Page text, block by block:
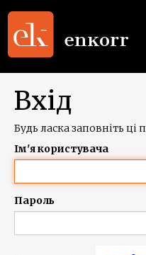
Вхід
Будь ласка заповніть ці
Ім'я користувача
Пароль